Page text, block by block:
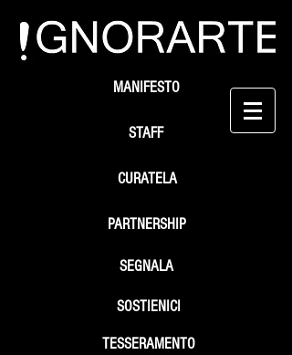
STAFF
SEGNALA
SOSTIENICI
MANIFESTO
PARTNERSHIP
TESSERAMENTO
CURATELA